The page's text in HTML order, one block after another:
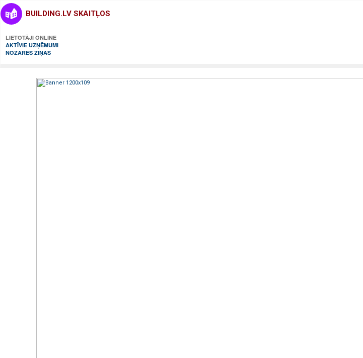
BUILDING.LV SKAITĻOS
LIETOTĀJI ONLINE
AKTĪVIE UZŅĒMUMI
NOZARES ZIŅAS